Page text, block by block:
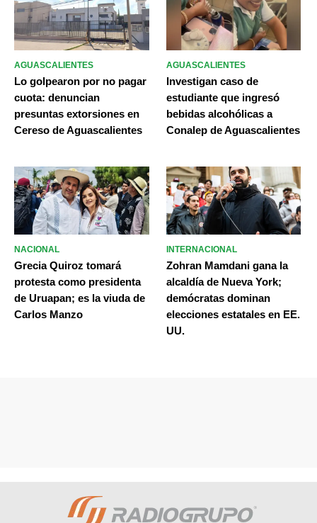
AGUASCALIENTES
Lo golpearon por no pagar
cuota: denuncian
presuntas extorsiones en
Cereso de Aguascalientes
AGUASCALIENTES
Investigan caso de
estudiante que ingresó
bebidas alcohólicas a
Conalep de Aguascalientes
NACIONAL
Grecia Quiroz tomará
protesta como presidenta
de Uruapan; es la viuda de
Carlos Manzo
INTERNACIONAL
Zohran Mamdani gana la
alcaldía de Nueva York;
demócratas dominan
elecciones estatales en EE.
UU.